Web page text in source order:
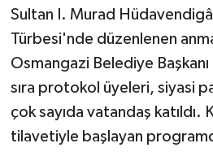
Sultan I. Murad
Türbesi'nde düzenlenen
Osmangazi Belediye Başkanı
sıra protokol üyeleri, siyasi
çok sayıda vatandaş katıldı.
tilavetiyle başlayan